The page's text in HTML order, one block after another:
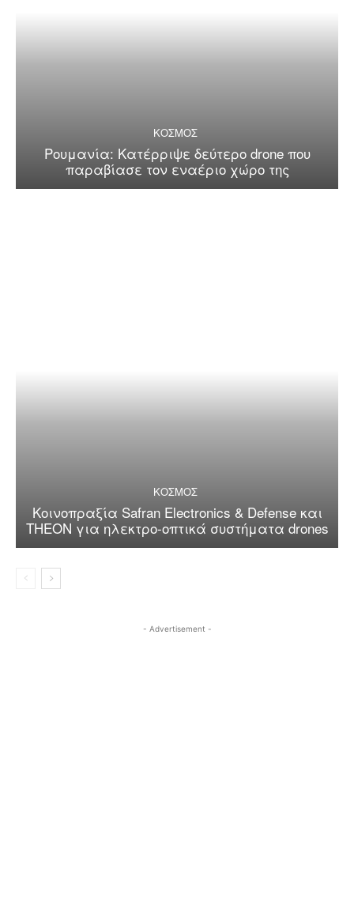
ΚΟΣΜΟΣ
Ρουμανία: Κατέρριψε δεύτερο drone που
παραβίασε τον εναέριο χώρο της
ΚΟΣΜΟΣ
Κοινοπραξία Safran Electronics & Defense και
THEON για ηλεκτρο-οπτικά συστήματα drones
- Advertisement -